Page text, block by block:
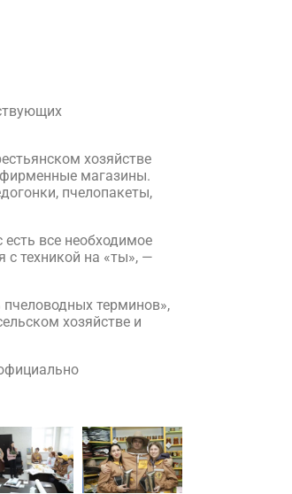
хозяйстве
фирменные магазины.
пчелопакеты,
все необходимое
техникой на «ты», —
терминов»,
хозяйстве и